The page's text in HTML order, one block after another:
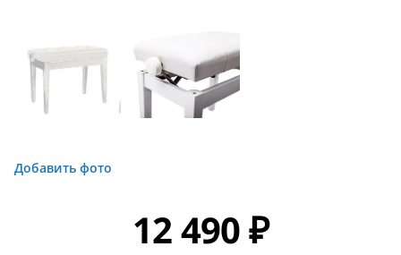
Добавить фото
12 490 ₽